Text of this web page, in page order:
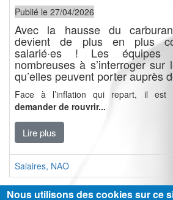
Publié le 27/04/2026
Avec la hausse du
devient de plus en plus
salarié·es ! Les équipes
nombreuses à s’interroger sur
qu’elles peuvent porter auprès
Face à l’inflation qui repart, il est
demander de rouvrir...
Lire plus
Salaires, NAO
Nous utilisons des cookies sur ce